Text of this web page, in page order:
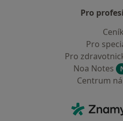
Pro
Ceník
Pro
Pro
Noa Notes
Centrum